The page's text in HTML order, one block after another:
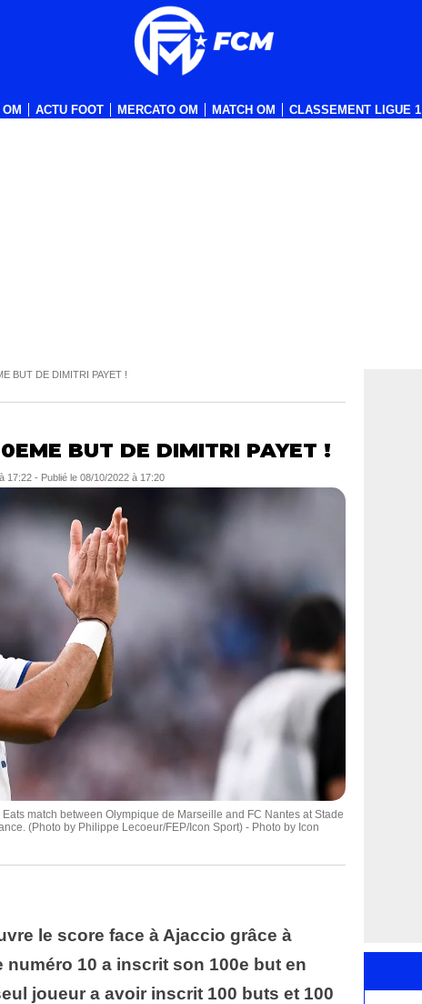
ACTU FOOT MERCATO OM MATCH OM CLASSEMENT LIGUE 1
BUT DE DIMITRI PAYET !
BUT DE DIMITRI PAYET !
17:22 - Publié le 08/10/2022 à 17:20
match between Olympique de Marseille and FC Nantes at Stade
(Photo by Philippe Lecoeur/FEP/Icon Sport) - Photo by Icon
le score face à Ajaccio grâce à
numéro 10 a inscrit son 100e but en
joueur a avoir inscrit 100 buts et 100